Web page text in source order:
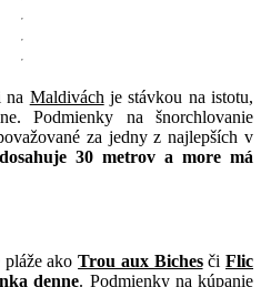
na Maldivách je stávkou na istotu,
Podmienky na šnorchlovanie
za jedny z najlepších v
30 metrov a more má
pláže akoTrou aux Biches či Flic
denne. Podmienky na kúpanie